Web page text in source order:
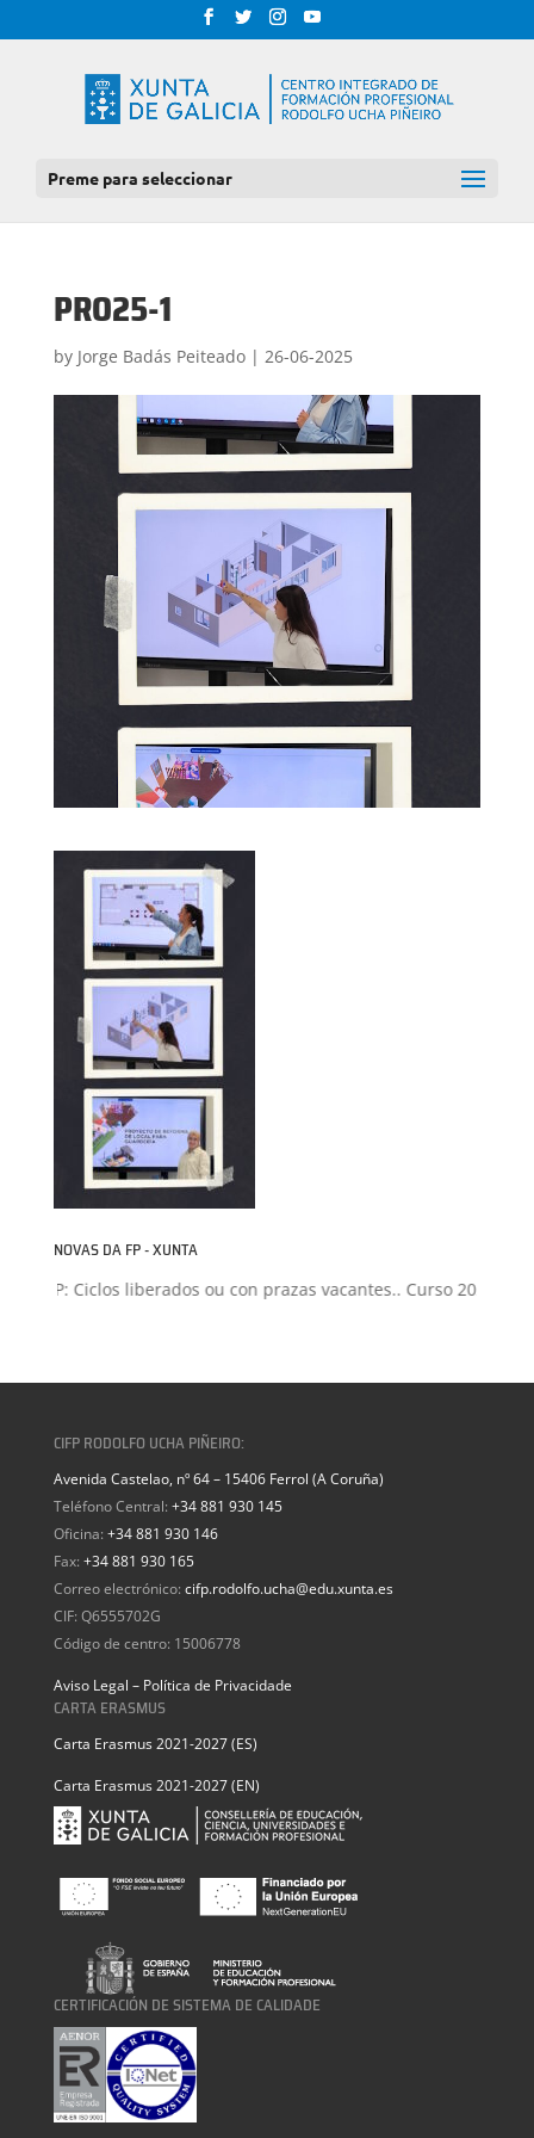
Preme para seleccionar
PRO25-1
by Jorge Badás Peiteado| 26-06-2025
NOVAS DA FP - XUNTA
FP: Ciclos liberados ou con prazas vacantes.. Curso 2026-2027
CIFP RODOLFO UCHA PIÑEIRO:
Avenida Castelao, nº 64 – 15406 Ferrol (A Coruña)
Teléfono Central: +34 881 930 145
Oficina: +34 881 930 146
Fax: +34 881 930 165
Correo electrónico: cifp.rodolfo.ucha@edu.xunta.es
CIF: Q6555702G
Código de centro: 15006778
Aviso Legal – Política de Privacidade
CARTA ERASMUS
Carta Erasmus 2021-2027 (ES)
Carta Erasmus 2021-2027 (EN)
CERTIFICACIÓN DE SISTEMA DE CALIDADE